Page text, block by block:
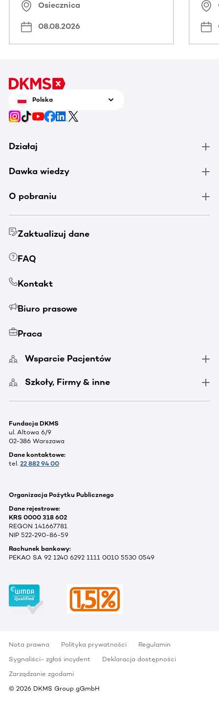
Osiecznica
08.08.2026
Polska
Działaj
Dawka wiedzy
O pobraniu
Zaktualizuj dane
FAQ
Kontakt
Biuro prasowe
Praca
Wsparcie Pacjentów
Szkoły, Firmy & inne
Fundacja DKMS
ul. Altowa 6/9
02-386 Warszawa
Dane kontaktowe:
tel. 22 882 94 00
Organizacja Pożytku Publicznego
Dane rejestrowe:
KRS 0000 318 602
REGON 141667781
NIP 522-290-86-59
Rachunek bankowy:
PEKAO SA 92 1240 6292 1111 0010 5530 0549
Nota prawna Polityka prywatności
Regulamin
Sygnaliści- zgłoś incydent
Deklaracja dostępności
Zarządzanie zgodami
© 2026 DKMS Group gGmbH